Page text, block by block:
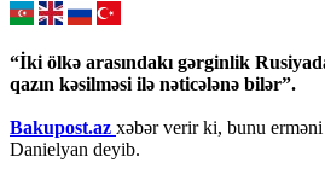
“İki ölkə arasındakı gərginlik
qazın kəsilməsi ilə nəticələnə bilər”.
Bakupost.az xəbər verir ki, bunu
Danielyan deyib.